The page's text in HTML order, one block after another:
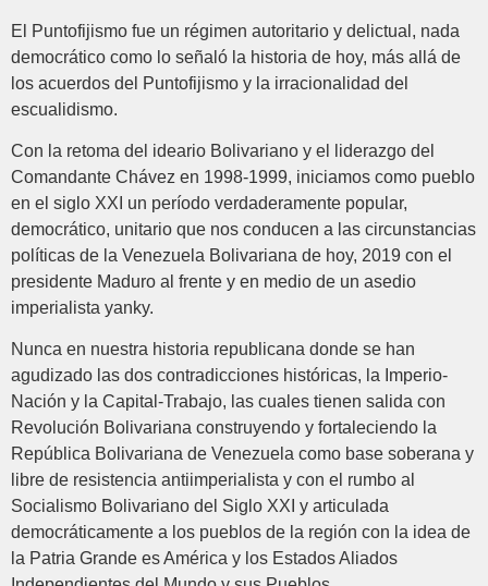
El Puntofijismo fue un régimen autoritario y delictual, nada
democrático como lo señaló la historia de hoy, más allá de
los acuerdos del Puntofijismo y la irracionalidad del
escualidismo.
Con la retoma del ideario Bolivariano y el liderazgo del
Comandante Chávez en 1998-1999, iniciamos como pueblo
en el siglo XXI un período verdaderamente popular,
democrático, unitario que nos conducen a las circunstancias
políticas de la Venezuela Bolivariana de hoy, 2019 con el
presidente Maduro al frente y en medio de un asedio
imperialista yanky.
Nunca en nuestra historia republicana donde se han
agudizado las dos contradicciones históricas, la Imperio-
Nación y la Capital-Trabajo, las cuales tienen salida con
Revolución Bolivariana construyendo y fortaleciendo la
República Bolivariana de Venezuela como base soberana y
libre de resistencia antiimperialista y con el rumbo al
Socialismo Bolivariano del Siglo XXI y articulada
democráticamente a los pueblos de la región con la idea de
la Patria Grande es América y los Estados Aliados